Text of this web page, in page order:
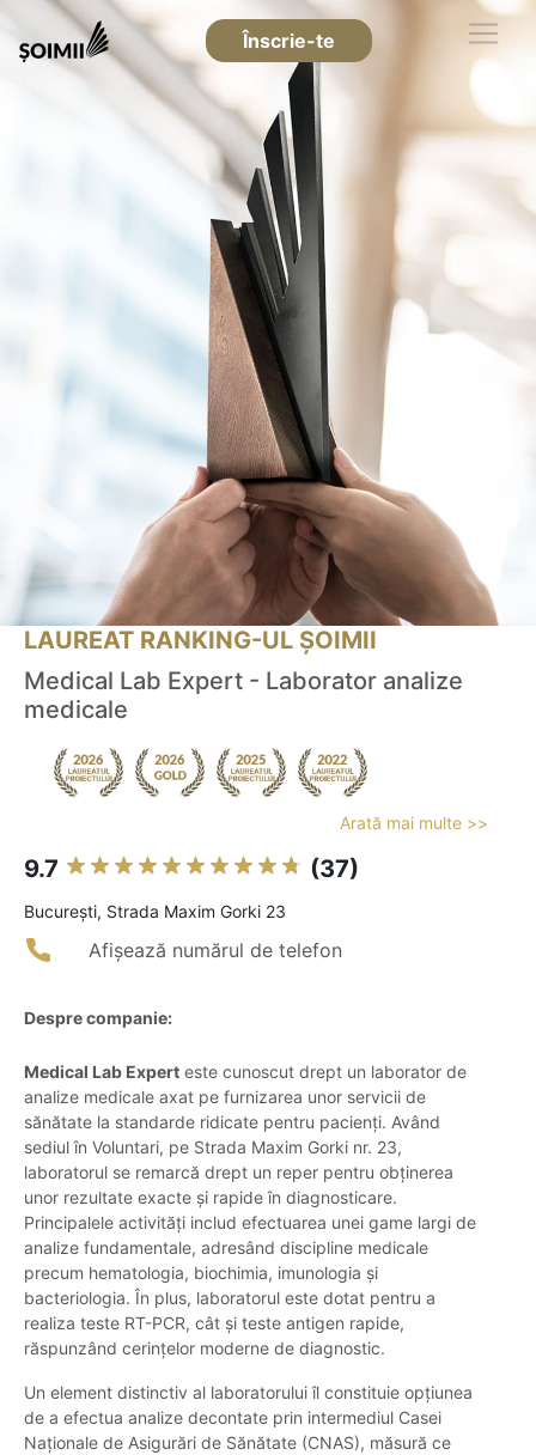
Înscrie-te
LAUREAT RANKING-UL ȘOIMII
Medical Lab Expert - Laborator analize
medicale
Arată mai multe >>
9.7 (37)
Bucureşti, Strada Maxim Gorki 23
Afișează numărul de telefon
Despre companie:
Medical Lab Expert este cunoscut drept un laborator de
analize medicale axat pe furnizarea unor servicii de
sănătate la standarde ridicate pentru pacienți. Având
sediul în Voluntari, pe Strada Maxim Gorki nr. 23,
laboratorul se remarcă drept un reper pentru obținerea
unor rezultate exacte și rapide în diagnosticare.
Principalele activități includ efectuarea unei game largi de
analize fundamentale, adresând discipline medicale
precum hematologia, biochimia, imunologia și
bacteriologia. În plus, laboratorul este dotat pentru a
realiza teste RT-PCR, cât și teste antigen rapide,
răspunzând cerințelor moderne de diagnostic.
Un element distinctiv al laboratorului îl constituie opțiunea
de a efectua analize decontate prin intermediul Casei
Naționale de Asigurări de Sănătate (CNAS), măsură ce